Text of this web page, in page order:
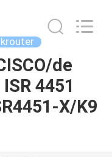
de
4451
X/K9